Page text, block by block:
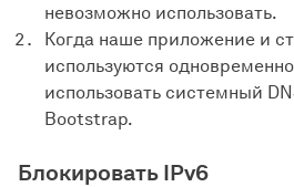
невозможно использовать.
Когда наше приложение и
используются
использовать системный
Bootstrap.
Блокировать IPv6